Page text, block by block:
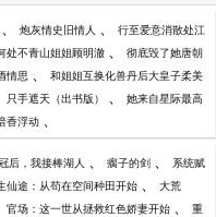
、 炮灰情史旧情人 、 行至爱意消散处江
处不青山姐姐顾明澈 、 彻底毁了她唐朝
情思 、 和姐姐互换化兽丹后大皇子柔美
只手遮天（出书版） 、 她来自星际最高
香浮动 、
后，我接棒湖人 、 瘸子的剑 、 系统赋
仙途：从苟在空间种田开始 、 大荒
官场：这一世从拯救红色娇妻开始 、 重